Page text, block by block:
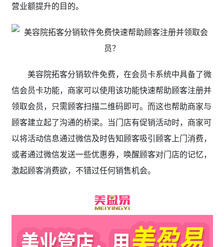
营业额提升的目的。
美容院拓客分销软件免费，在会员卡系统中具备了微
信会员卡功能，商家可以使用该功能快速帮助顾客注册并
领取会员，只需顾客扫描二维码即可。而这也帮助商家与
顾客建立起了沟通的桥梁。当门店有促销活动时，商家可
以将活动信息通过微信及时告知顾客吸引顾客上门消费，
或者通过微信发送一些优惠券，唤醒顾客对门店的记忆，
激起顾客消费欲，不错过任何销售机会。